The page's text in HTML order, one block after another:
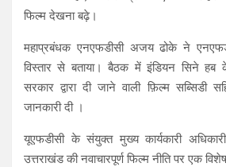
फिल्म देखना बढ़े।
महाप्रबंधक एनएफडीसी अजय ढोके ने
विस्तार से बताया। बैठक में इंडियन सिने हब के
सरकार द्वारा दी जाने वाली फ़िल्म सब्सिडी
जानकारी दी ।
यूएफडीसी के संयुक्त मुख्य कार्यकारी
उत्तराखंड की नवाचारपूर्ण फिल्म नीति पर एक